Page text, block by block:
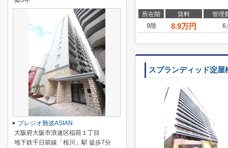
所在階 賃料
管理
9階
8.9万円
スプランディッド淀屋
プレジオ難波ASIAN
大阪府大阪市浪速区稲荷１丁目
地下鉄千日前線「桜川」駅 徒歩7分